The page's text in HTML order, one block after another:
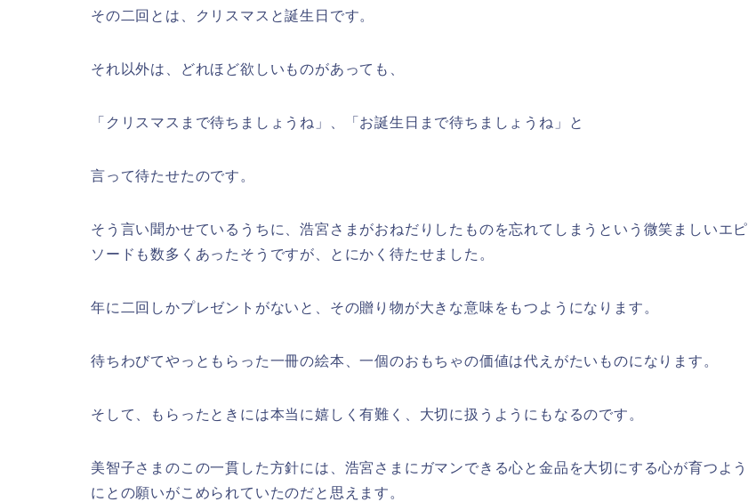
その二回とは、クリスマスと誕生日です。
それ以外は、どれほど欲しいものがあっても、
「クリスマスまで待ちましょうね」、「お誕生日まで待ちましょうね」と
言って待たせたのです。
そう言い聞かせているうちに、浩宮さまがおねだりしたものを忘れてしまうという微笑ましいエピ
ソードも数多くあったそうですが、とにかく待たせました。
年に二回しかプレゼントがないと、その贈り物が大きな意味をもつようになります。
待ちわびてやっともらった一冊の絵本、一個のおもちゃの価値は代えがたいものになります。
そして、もらったときには本当に嬉しく有難く、大切に扱うようにもなるのです。
美智子さまのこの一貫した方針には、浩宮さまにガマンできる心と金品を大切にする心が育つよう
にとの願いがこめられていたのだと思えます。